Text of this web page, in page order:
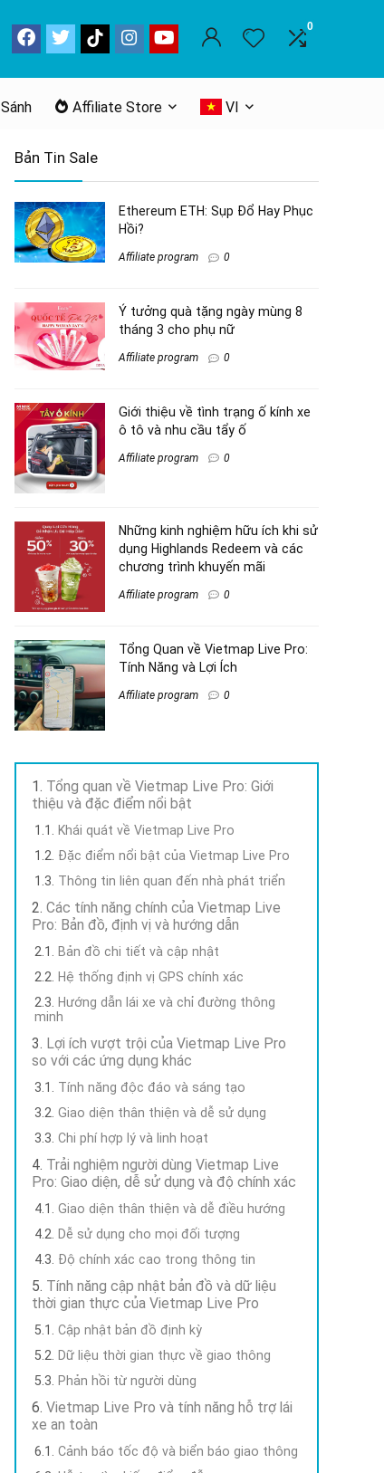
0
Affiliate Store VI
Bản Tin Sale
Ethereum ETH: Sụp Đổ Hay Phục
Hồi?
Affiliate program 0
Ý tưởng quà tặng ngày mùng 8
tháng 3 cho phụ nữ
Affiliate program 0
Giới thiệu về tình trạng ố kính xe
ô tô và nhu cầu tẩy ố
Affiliate program 0
Những kinh nghiệm hữu ích khi sử
dụng Highlands Redeem và các
chương trình khuyến mãi
Affiliate program 0
Tổng Quan về Vietmap Live Pro:
Tính Năng và Lợi Ích
Affiliate program 0
Tổng quan về Vietmap Live Pro: Giới
thiệu và đặc điểm nổi bật
Khái quát về Vietmap Live Pro
Đặc điểm nổi bật của Vietmap Live Pro
Thông tin liên quan đến nhà phát triển
Các tính năng chính của Vietmap Live
Pro: Bản đồ, định vị và hướng dẫn
Bản đồ chi tiết và cập nhật
Hệ thống định vị GPS chính xác
Hướng dẫn lái xe và chỉ đường thông
minh
Lợi ích vượt trội của Vietmap Live Pro
so với các ứng dụng khác
Tính năng độc đáo và sáng tạo
Giao diện thân thiện và dễ sử dụng
Chi phí hợp lý và linh hoạt
Trải nghiệm người dùng Vietmap Live
Pro: Giao diện, dễ sử dụng và độ chính xác
Giao diện thân thiện và dễ điều hướng
Dễ sử dụng cho mọi đối tượng
Độ chính xác cao trong thông tin
Tính năng cập nhật bản đồ và dữ liệu
thời gian thực của Vietmap Live Pro
Cập nhật bản đồ định kỳ
Dữ liệu thời gian thực về giao thông
Phản hồi từ người dùng
Vietmap Live Pro và tính năng hỗ trợ lái
xe an toàn
Cảnh báo tốc độ và biển báo giao thông